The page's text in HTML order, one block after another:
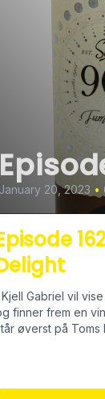
January 20, 2023 •
Kjell Gabriel vil
finner frem en
øverst på Toms